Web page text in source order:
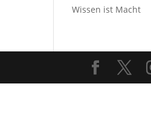
Wissen ist Macht